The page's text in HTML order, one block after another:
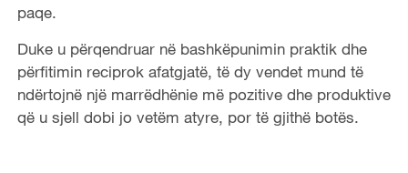
paqe.
Duke u përqendruar në bashkëpunimin praktik dhe
përfitimin reciprok afatgjatë, të dy vendet mund të
ndërtojnë një marrëdhënie më pozitive dhe produktive
që u sjell dobi jo vetëm atyre, por të gjithë botës.